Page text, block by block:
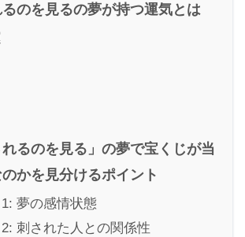
のを見るの夢が持つ運気とは
れるのを見る」の夢で宝くじが当
かを見分けるポイント
夢の感情状態
刺された人との関係性